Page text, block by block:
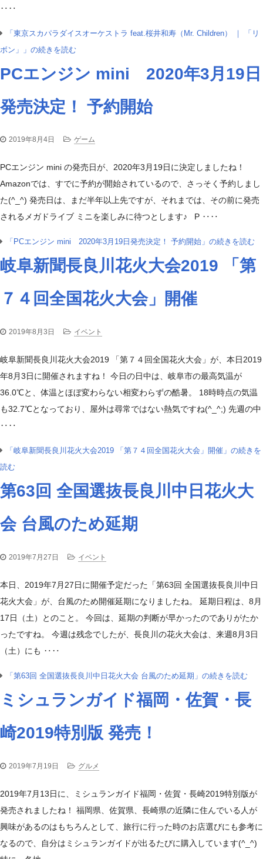
‥‥
「東京スカパラダイスオーケストラ feat.桜井和寿（Mr. Children） ｜ 「リ
ボン」」の続きを読む
PCエンジン mini 2020年3月19日
発売決定！ 予約開始
2019年8月4日 ゲーム
PCエンジン mini の発売日が、2020年3月19日に決定しましたね！
Amazonでは、すでに予約が開始されているので、さっそく予約しまし
た(^_^) 発売日は、まだ半年以上先ですが、それまでは、その前に発売
されるメガドライブ ミニを楽しみに待つとします♪ P ‥‥
「PCエンジン mini 2020年3月19日発売決定！ 予約開始」の続きを読む
岐阜新聞長良川花火大会2019 「第
７４回全国花火大会」開催
2019年8月3日 イベント
岐阜新聞長良川花火大会2019 「第７４回全国花火大会」が、本日2019
年8月3日に開催されますね！ 今日の日中は、岐阜市の最高気温が
36.0℃と、体温とほぼ変わらない相変わらずの酷暑。 18時時点の気温
も32.7℃となっており、屋外は尋常ではない熱気ですね(^_^;) 先週の中
‥‥
「岐阜新聞長良川花火大会2019 「第７４回全国花火大会」開催」の続きを
読む
第63回 全国選抜長良川中日花火大
会 台風のため延期
2019年7月27日 イベント
本日、2019年7月27日に開催予定だった「第63回 全国選抜長良川中日
花火大会」が、台風のため開催延期になりましたね。 延期日程は、8月
17日（土）とのこと。 今回は、延期の判断が早かったのでありがたか
ったですね。 今週は残念でしたが、長良川の花火大会は、来週8月3日
（土）にも ‥‥
「第63回 全国選抜長良川中日花火大会 台風のため延期」の続きを読む
ミシュランガイド福岡・佐賀・長
崎2019特別版 発売！
2019年7月19日 グルメ
2019年7月13日に、ミシュランガイド福岡・佐賀・長崎2019特別版が
発売されましたね！ 福岡県、佐賀県、長崎県の近隣に住んでいる人が
興味があるのはもちろんとして、旅行に行った時のお店選びにも参考に
なるので、自分はミシュランガイドが出るたびに購入しています(^_^)